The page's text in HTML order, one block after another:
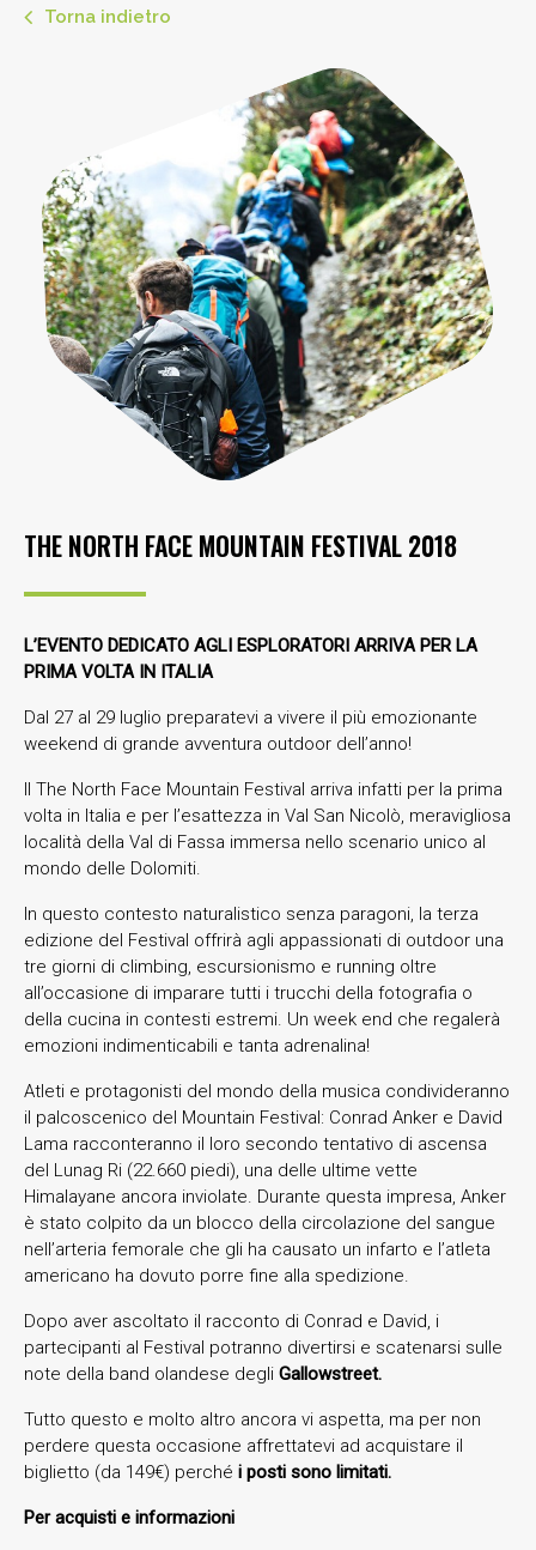
Torna indietro
THE NORTH FACE MOUNTAIN FESTIVAL 2018
L’EVENTO DEDICATO AGLI ESPLORATORI ARRIVA PER LA
PRIMA VOLTA IN ITALIA
Dal 27 al 29 luglio preparatevi a vivere il più emozionante
weekend di grande avventura outdoor dell’anno!
Il The North Face Mountain Festival arriva infatti per la prima
volta in Italia e per l’esattezza in Val San Nicolò, meravigliosa
località della Val di Fassa immersa nello scenario unico al
mondo delle Dolomiti.
In questo contesto naturalistico senza paragoni, la terza
edizione del Festival offrirà agli appassionati di outdoor una
tre giorni di climbing, escursionismo e running oltre
all’occasione di imparare tutti i trucchi della fotografia o
della cucina in contesti estremi. Un week end che regalerà
emozioni indimenticabili e tanta adrenalina!
Atleti e protagonisti del mondo della musica condivideranno
il palcoscenico del Mountain Festival: Conrad Anker e David
Lama racconteranno il loro secondo tentativo di ascensa
del Lunag Ri (22.660 piedi), una delle ultime vette
Himalayane ancora inviolate. Durante questa impresa, Anker
è stato colpito da un blocco della circolazione del sangue
nell’arteria femorale che gli ha causato un infarto e l’atleta
americano ha dovuto porre fine alla spedizione.
Dopo aver ascoltato il racconto di Conrad e David, i
partecipanti al Festival potranno divertirsi e scatenarsi sulle
note della band olandese degli Gallowstreet.
Tutto questo e molto altro ancora vi aspetta, ma per non
perdere questa occasione affrettatevi ad acquistare il
biglietto (da 149€) perché i posti sono limitati.
Per acquisti e informazioni